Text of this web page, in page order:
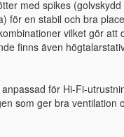
med spikes
för en stabil och bra
vilket gör att
finns även
för Hi-Fi-
som ger bra ventilation